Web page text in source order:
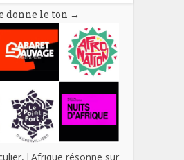
donne le ton →
l'Afrique résonne sur